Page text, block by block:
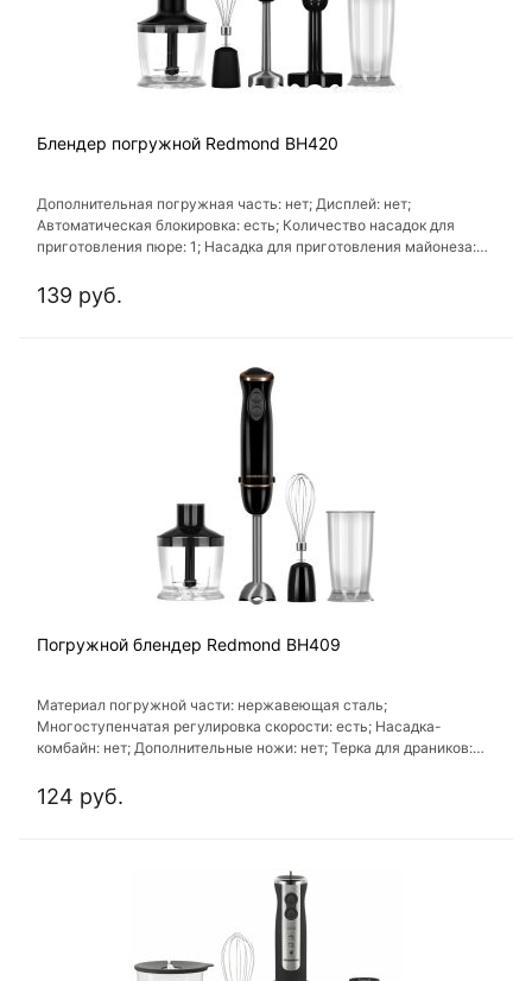
Блендер погружной Redmond BH420
Дополнительная погружная часть: нет; Дисплей: нет;
Автоматическая блокировка: есть; Количество насадок для
приготовления пюре: 1; Насадка для приготовления майонеза:
139 руб.
Погружной блендер Redmond BH409
Материал погружной части: нержавеющая сталь;
Многоступенчатая регулировка скорости: есть; Насадка-
комбайн: нет; Дополнительные ножи: нет; Терка для драников:
124 руб.